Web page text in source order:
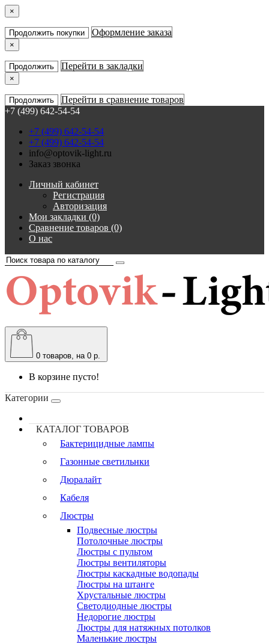
×
Продолжить покупки Оформление заказа
×
Продолжить Перейти в закладки
×
Продолжить
Перейти в сравнение товаров
+7 (499) 642-54-54
+7 (499) 642-54-54
+7 (499) 642-54-54
info@optovik-light.ru
Заказ звонка
Личный кабинет
Регистрация
Авторизация
Мои закладки (0)
Сравнение товаров (0)
О нас
0 товаров, на 0 р.
В корзине пусто!
Категории
КАТАЛОГ ТОВАРОВ
Бактерицидные лампы
Газонные светильнки
Дюралайт
Кабеля
Люстры
Подвесные люстры
Потолочные люстры
Люстры с пультом
Люстры вентиляторы
Люстры каскадные водопады
Люстры на штанге
Хрустальные люстры
Светодиодные люстры
Недорогие люстры
Люстры для натяжных потолков
Маленькие люстры